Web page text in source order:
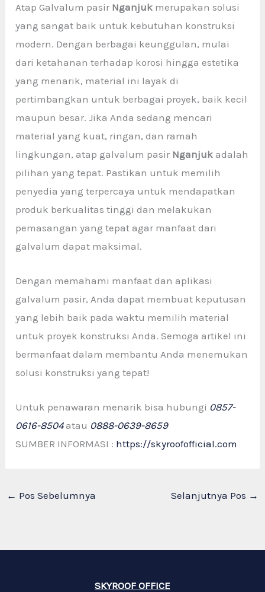
Atap Galvalum pasir Nganjuk merupakan solusi
yang sangat baik untuk kebutuhan konstruksi
modern. Dengan berbagai keunggulan, mulai
dari ketahanan terhadap korosi hingga estetika
yang menarik, material ini layak di
pertimbangkan untuk berbagai proyek, baik kecil
maupun besar. Jika Anda sedang mencari
material yang kuat, ringan, dan ramah
lingkungan, atap galvalum pasir Nganjuk adalah
pilihan yang tepat. Pastikan untuk memilih
penyedia yang terpercaya untuk mendapatkan
produk berkualitas tinggi dan melakukan
pemasangan yang tepat agar manfaat dari
galvalum dapat maksimal.
Dengan memahami manfaat dan aplikasi
galvalum pasir, Anda dapat membuat keputusan
yang lebih baik pada waktu memilih material
untuk proyek konstruksi Anda. Semoga artikel ini
bermanfaat dalam membantu Anda menemukan
solusi konstruksi yang tepat!
Untuk penawaran menarik bisa hubungi 0857-
0616-8504atau 0888-0639-8659
SUMBER INFORMASI : https://skyroofofficial.com
← Pos Sebelumnya Selanjutnya Pos →
SKYROOF OFFICE